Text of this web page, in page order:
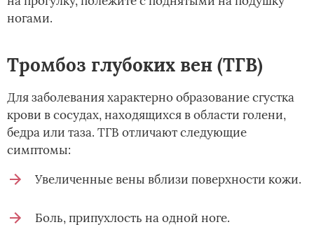
ногами.
Тромбоз глубоких вен (ТГВ)
Для заболевания характерно образование сгустка
крови в сосудах, находящихся в области голени,
бедра или таза. ТГВ отличают следующие
симптомы:
Увеличенные вены вблизи поверхности кожи.
Боль, припухлость на одной ноге.